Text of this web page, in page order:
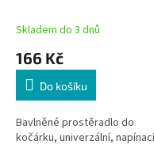
Skladem do 3 dnů
166 Kč
Do košíku
Bavlněné prostěradlo do
kočárku, univerzální,